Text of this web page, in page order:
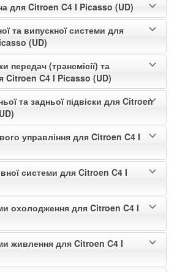
для Citroen C4 I Picasso (UD)
та випускної системи для
(UD)
передач (трансмісії) та
Citroen C4 I Picasso (UD)
та задньої підвіски для Citroen
управління для Citroen C4 I
системи для Citroen C4 I
охолодження для Citroen C4 I
живлення для Citroen C4 I